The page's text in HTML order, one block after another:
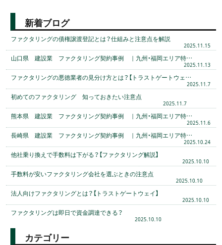
新着ブログ
ファクタリングの債権譲渡登記とは？仕組みと注意点を解説
2025.11.15
山口県 建設業 ファクタリング契約事例 ｜九州・福岡エリア特…
2025.11.13
ファクタリングの悪徳業者の見分け方とは？【トラストゲートウェ…
2025.11.7
初めてのファクタリング 知っておきたい注意点
2025.11.7
熊本県 建設業 ファクタリング契約事例 ｜九州・福岡エリア特…
2025.11.6
長崎県 建設業 ファクタリング契約事例 ｜九州・福岡エリア特…
2025.10.24
他社乗り換えで手数料は下がる？【ファクタリング解説】
2025.10.10
手数料が安いファクタリング会社を選ぶときの注意点
2025.10.10
法人向けファクタリングとは？【トラストゲートウェイ】
2025.10.10
ファクタリングは即日で資金調達できる？
2025.10.10
カテゴリー